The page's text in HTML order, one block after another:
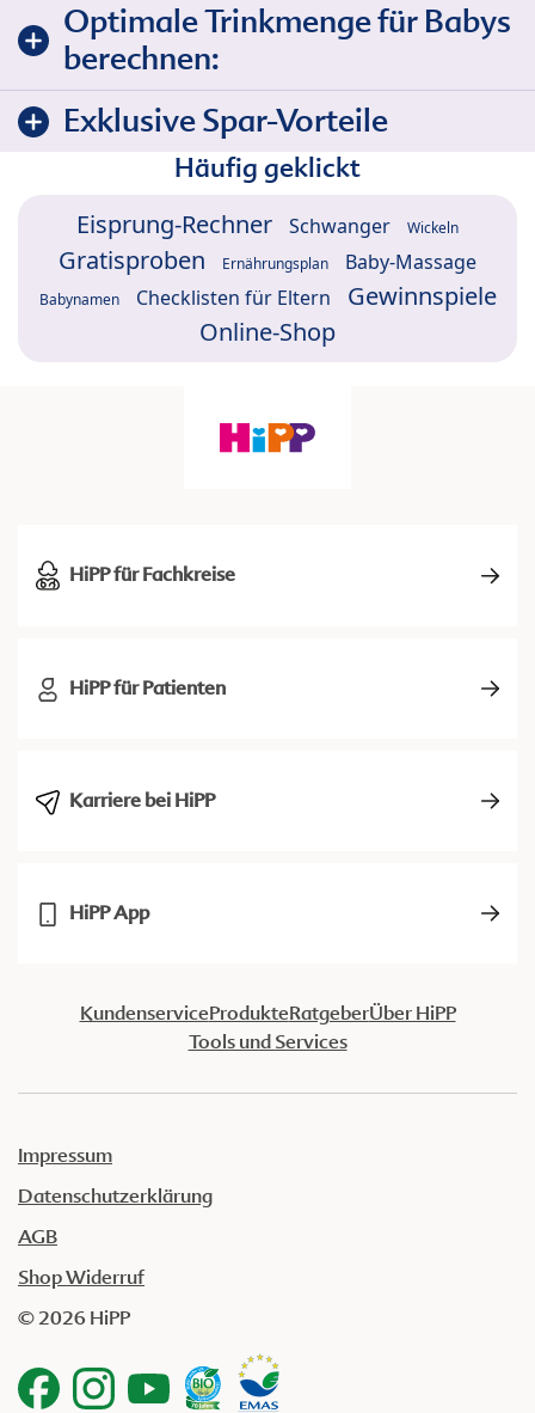
Optimale Trinkmenge für Babys
berechnen:
Exklusive Spar-Vorteile
Häufig geklickt
Eisprung-Rechner Schwanger Wickeln
Gratisproben Ernährungsplan Baby-Massage
Babynamen Checklisten für Eltern
Gewinnspiele
Online-Shop
HiPP für Fachkreise
HiPP für Patienten
Karriere bei HiPP
HiPP App
KundenserviceProdukteRatgeberÜber HiPP
Tools und Services
Impressum
Datenschutzerklärung
AGB
Shop Widerruf
© 2026 HiPP